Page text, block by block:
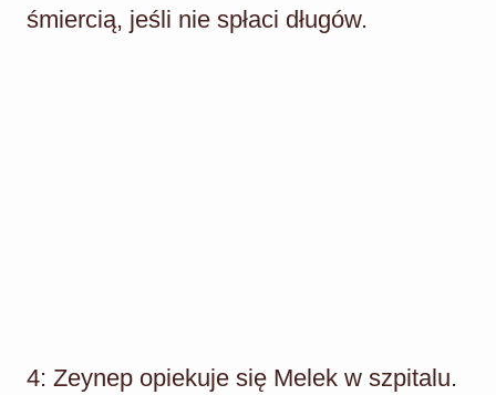
śmiercią, jeśli nie spłaci długów.
4: Zeynep opiekuje się Melek w szpitalu.